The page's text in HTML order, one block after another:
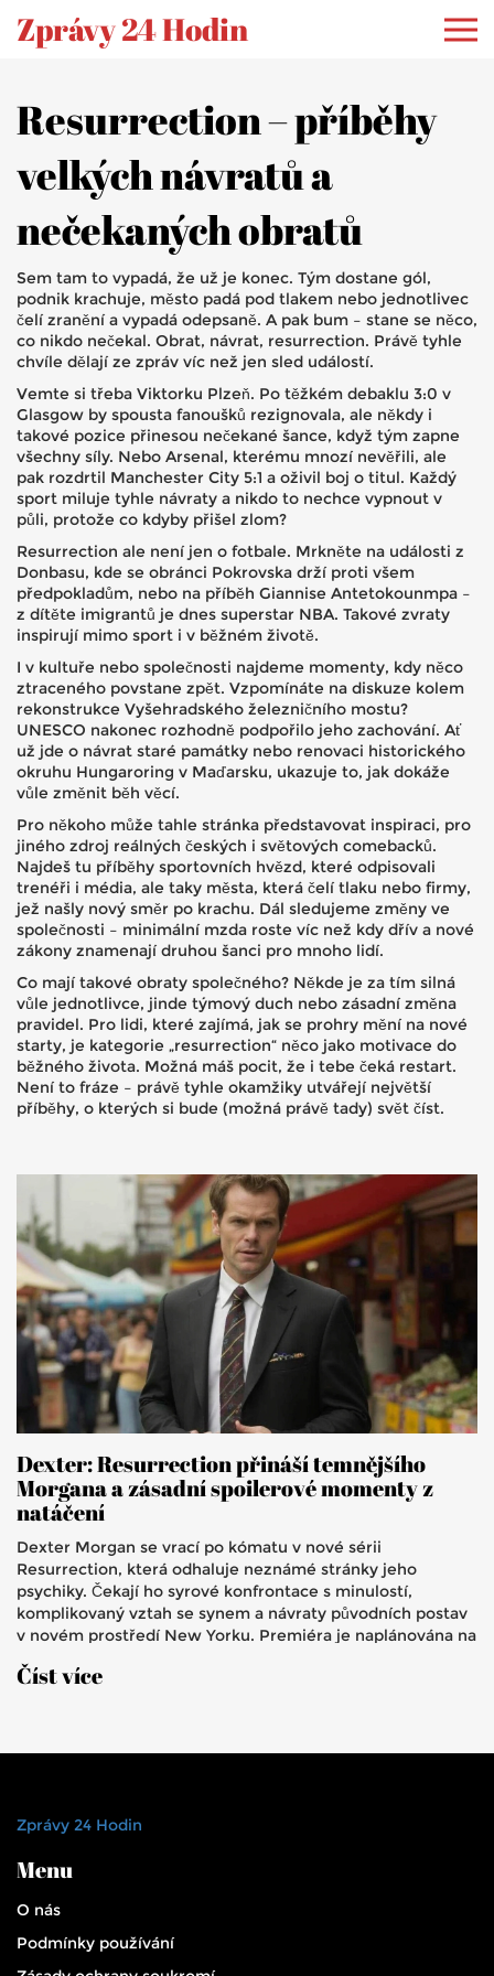
Zprávy 24 Hodin
Resurrection – příběhy
velkých návratů a
nečekaných obratů
Sem tam to vypadá, že už je konec. Tým dostane gól,
podnik krachuje, město padá pod tlakem nebo jednotlivec
čelí zranění a vypadá odepsaně. A pak bum – stane se něco,
co nikdo nečekal. Obrat, návrat, resurrection. Právě tyhle
chvíle dělají ze zpráv víc než jen sled událostí.
Vemte si třeba Viktorku Plzeň. Po těžkém debaklu 3:0 v
Glasgow by spousta fanoušků rezignovala, ale někdy i
takové pozice přinesou nečekané šance, když tým zapne
všechny síly. Nebo Arsenal, kterému mnozí nevěřili, ale
pak rozdrtil Manchester City 5:1 a oživil boj o titul. Každý
sport miluje tyhle návraty a nikdo to nechce vypnout v
půli, protože co kdyby přišel zlom?
Resurrection ale není jen o fotbale. Mrkněte na události z
Donbasu, kde se obránci Pokrovska drží proti všem
předpokladům, nebo na příběh Giannise Antetokounmpa –
z dítěte imigrantů je dnes superstar NBA. Takové zvraty
inspirují mimo sport i v běžném životě.
I v kultuře nebo společnosti najdeme momenty, kdy něco
ztraceného povstane zpět. Vzpomínáte na diskuze kolem
rekonstrukce Vyšehradského železničního mostu?
UNESCO nakonec rozhodně podpořilo jeho zachování. Ať
už jde o návrat staré památky nebo renovaci historického
okruhu Hungaroring v Maďarsku, ukazuje to, jak dokáže
vůle změnit běh věcí.
Pro někoho může tahle stránka představovat inspiraci, pro
jiného zdroj reálných českých i světových comebacků.
Najdeš tu příběhy sportovních hvězd, které odpisovali
trenéři i média, ale taky města, která čelí tlaku nebo firmy,
jež našly nový směr po krachu. Dál sledujeme změny ve
společnosti – minimální mzda roste víc než kdy dřív a nové
zákony znamenají druhou šanci pro mnoho lidí.
Co mají takové obraty společného? Někde je za tím silná
vůle jednotlivce, jinde týmový duch nebo zásadní změna
pravidel. Pro lidi, které zajímá, jak se prohry mění na nové
starty, je kategorie „resurrection“ něco jako motivace do
běžného života. Možná máš pocit, že i tebe čeká restart.
Není to fráze – právě tyhle okamžiky utvářejí největší
příběhy, o kterých si bude (možná právě tady) svět číst.
Dexter: Resurrection přináší temnějšího
Morgana a zásadní spoilerové momenty z
natáčení
Dexter Morgan se vrací po kómatu v nové sérii
Resurrection, která odhaluje neznámé stránky jeho
psychiky. Čekají ho syrové konfrontace s minulostí,
komplikovaný vztah se synem a návraty původních postav
v novém prostředí New Yorku. Premiéra je naplánována na
Číst více
Zprávy 24 Hodin
Menu
O nás
Podmínky používání